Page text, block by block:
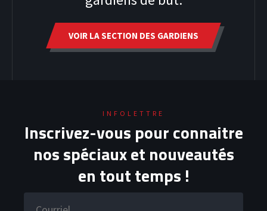
HOODIES
VOIR LA SECTION DES GARDIENS
INFOLETTRE
Inscrivez-vous pour connaitre
nos spéciaux et nouveautés
en tout temps !